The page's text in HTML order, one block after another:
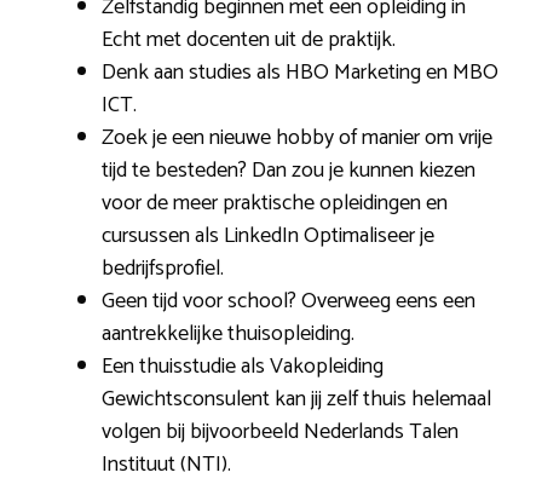
Echt met docenten uit de praktijk.
Denk aan studies als HBO Marketing en MBO
ICT.
Zoek je een nieuwe hobby of manier om vrije
tijd te besteden? Dan zou je kunnen kiezen
voor de meer praktische opleidingen en
cursussen als LinkedIn Optimaliseer je
bedrijfsprofiel.
Geen tijd voor school? Overweeg eens een
aantrekkelijke thuisopleiding.
Een thuisstudie als Vakopleiding
Gewichtsconsulent kan jij zelf thuis helemaal
volgen bij bijvoorbeeld Nederlands Talen
Instituut (NTI).